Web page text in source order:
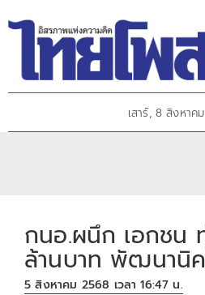
เสาร์, 8 สิงหาค
กนอ.ผนึก เอกชน
ล้านบาท พัฒนานิ
5 สิงหาคม 2568 เวลา 16:47 น.